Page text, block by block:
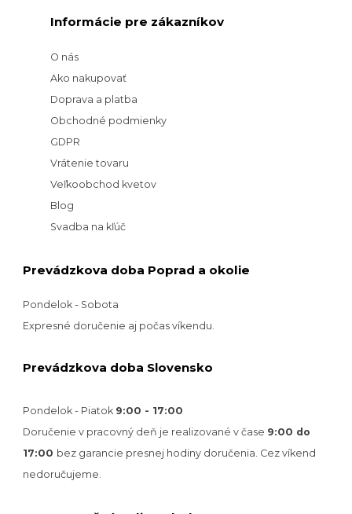
Informácie pre zákazníkov
O nás
Ako nakupovať
Doprava a platba
Obchodné podmienky
GDPR
Vrátenie tovaru
Veľkoobchod kvetov
Blog
Svadba na kľúč
Prevádzkova doba Poprad a okolie
Pondelok - Sobota
Expresné doručenie aj počas víkendu.
Prevádzkova doba Slovensko
Pondelok - Piatok 9:00 - 17:00
Doručenie v pracovný deň je realizované v čase 9:00 do
17:00 bez garancie presnej hodiny doručenia. Cez víkend
nedoručujeme.